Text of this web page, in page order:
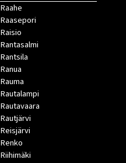
Raahe
Raasepori
Raisio
Rantasalmi
Rantsila
Ranua
Rauma
Rautalampi
Rautavaara
Rautjärvi
Reisjärvi
Renko
Riihimäki